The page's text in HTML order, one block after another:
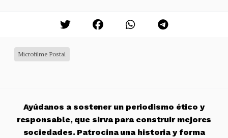
Microfilme Postal
Ayúdanos a sostener un periodismo ético y
responsable, que sirva para construir mejores
sociedades. Patrocina una historia y forma